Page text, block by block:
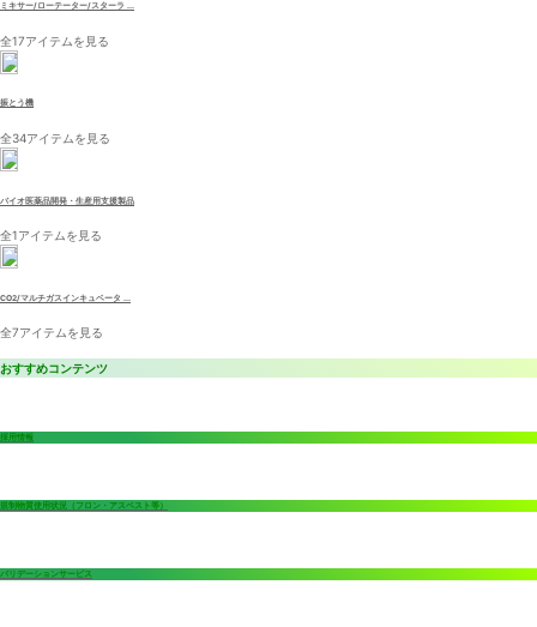
ミキサー/ローテーター/スターラ ...
全17アイテムを見る
振とう機
全34アイテムを見る
バイオ医薬品開発・生産用支援製品
全1アイテムを見る
CO2/マルチガスインキュベータ ...
全7アイテムを見る
おすすめコンテンツ
採用情報
規制物質使用状況（フロン・アスベスト等）
バリデーションサービス